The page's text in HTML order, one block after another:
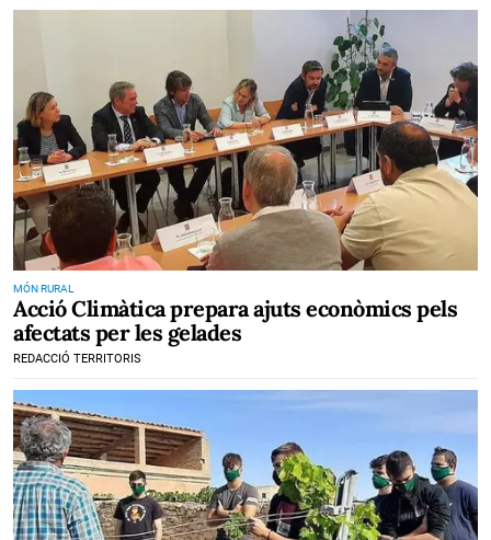
MÓN RURAL
Acció Climàtica prepara ajuts econòmics pels
afectats per les gelades
REDACCIÓ TERRITORIS